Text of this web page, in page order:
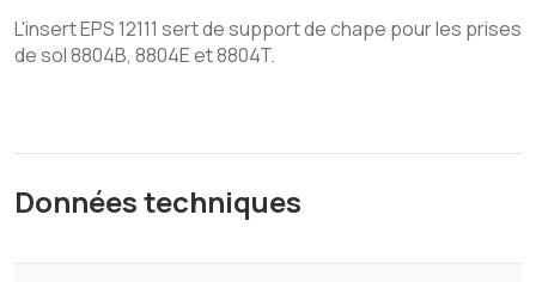
L'insert EPS 12111 sert de support de chape pour les prises
de sol 8804B, 8804E et 8804T.
Données techniques